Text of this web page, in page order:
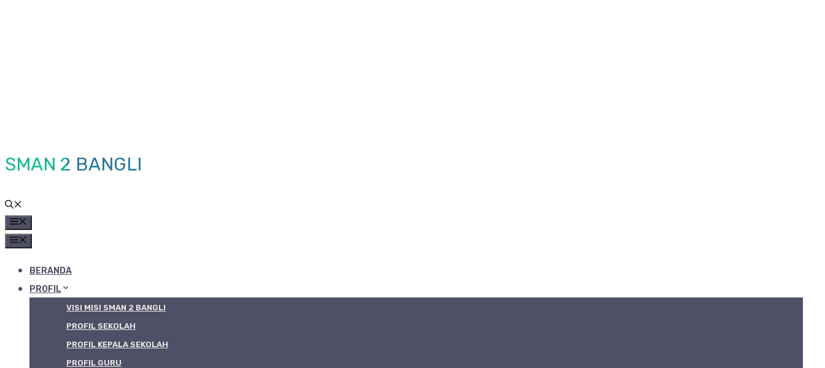
SMAN 2 BANGLI
BERANDA
PROFIL
VISI MISI SMAN 2 BANGLI
PROFIL SEKOLAH
PROFIL KEPALA SEKOLAH
PROFIL GURU